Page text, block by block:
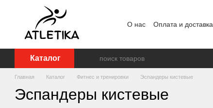
Перейти к основному контенту
О нас Оплата и доставка
Каталог
Главная Каталог Фитнес и тренировки Эспандеры кистевые
Эспандеры кистевые